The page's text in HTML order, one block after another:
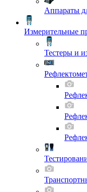
Аппараты
Измерительные
Тестеры и